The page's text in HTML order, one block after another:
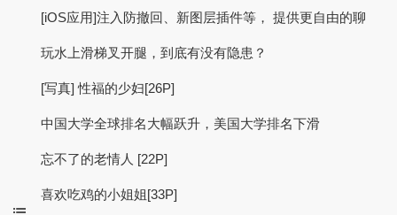
[iOS应用]注入防撤回、新图层插件等， 提供更自由的聊
玩水上滑梯叉开腿，到底有没有隐患？
[写真] 性福的少妇[26P]
中国大学全球排名大幅跃升，美国大学排名下滑
忘不了的老情人 [22P]
喜欢吃鸡的小姐姐[33P]